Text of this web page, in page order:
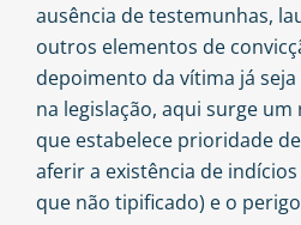
ausência de testemunhas,
outros elementos de
depoimento da vítima já
na legislação, aqui surge
que estabelece prioridade
aferir a existência de
que não tipificado) e o